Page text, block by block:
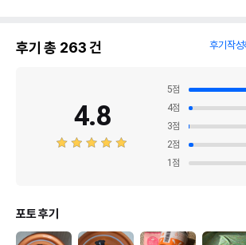
후기 총 263건 후기작
4.8
5점
4점
3점
2점
1 점
포토 후기